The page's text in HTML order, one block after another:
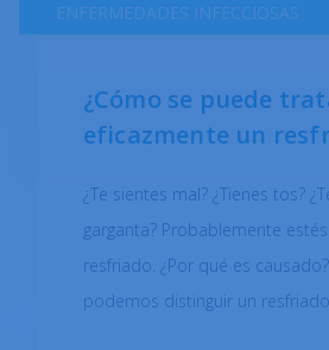
ENFERMEDADES INFECCIOSAS
¿Cómo se puede
eficazmente un
¿Te sientes mal? ¿Tienes tos?
garganta? Probablemente
resfriado. ¿Por qué es
podemos distinguir un